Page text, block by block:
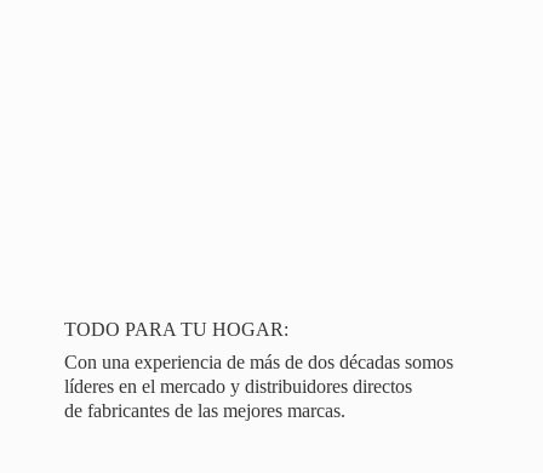
TODO PARA TU HOGAR:
Con una experiencia de más de dos décadas somos
líderes en el mercado y distribuidores directos
de fabricantes de las mejores marcas.